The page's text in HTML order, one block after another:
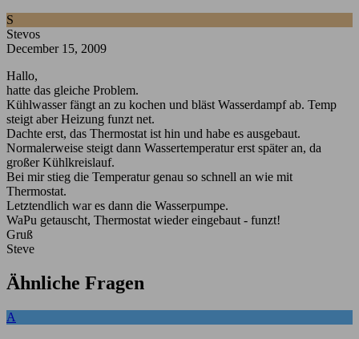
S
Stevos
December 15, 2009
Hallo,
hatte das gleiche Problem.
Kühlwasser fängt an zu kochen und bläst Wasserdampf ab. Temp
steigt aber Heizung funzt net.
Dachte erst, das Thermostat ist hin und habe es ausgebaut.
Normalerweise steigt dann Wassertemperatur erst später an, da
großer Kühlkreislauf.
Bei mir stieg die Temperatur genau so schnell an wie mit
Thermostat.
Letztendlich war es dann die Wasserpumpe.
WaPu getauscht, Thermostat wieder eingebaut - funzt!
Gruß
Steve
Ähnliche Fragen
A